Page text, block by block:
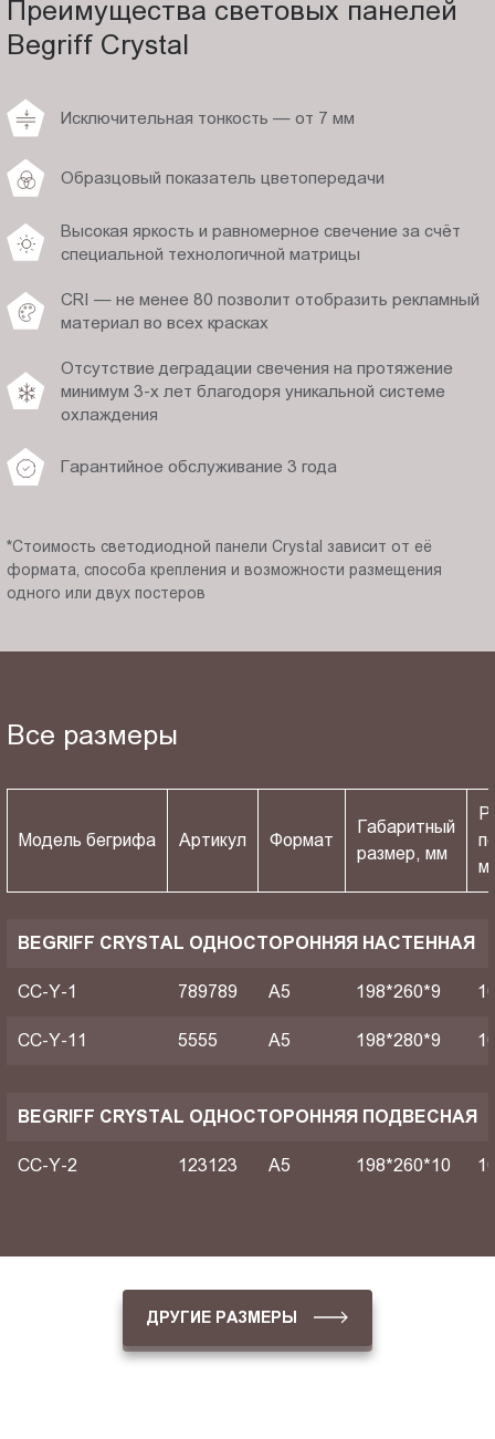
Преимущества световых панелей
Begriff Crystal
Исключительная тонкость — от 7 мм
Образцовый показатель цветопередачи
Высокая яркость и равномерное свечение за счёт
специальной технологичной матрицы
CRI — не менее 80 позволит отобразить рекламный
материал во всех красках
Отсутствие деградации свечения на протяжение
минимум 3-х лет благодоря уникальной системе
охлаждения
Гарантийное обслуживание 3 года
*Стоимость светодиодной панели Crystal зависит от её
формата, способа крепления и возможности размещения
одного или двух постеров
Все размеры
Модель бегрифа Артикул Формат
Габаритный
размер, мм
BEGRIFF CRYSTAL ОДНОСТОРОННЯЯ НАСТЕННАЯ
CC-Y-1 789789 A5 198*260*9
CC-Y-11 5555 A5 198*280*9
BEGRIFF CRYSTAL ОДНОСТОРОННЯЯ ПОДВЕСНАЯ
CC-Y-2 123123 A5 198*260*10
ДРУГИЕ РАЗМЕРЫ